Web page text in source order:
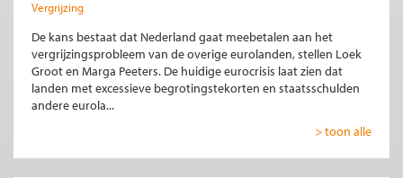
Vergrijzing
De kans bestaat dat Nederland gaat meebetalen aan het
vergrijzingsprobleem van de overige eurolanden, stellen Loek
Groot en Marga Peeters. De huidige eurocrisis laat zien dat
landen met excessieve begrotingstekorten en staatsschulden
andere eurola...
> toon alle